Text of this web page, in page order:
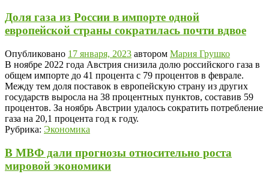
Доля газа из России в импорте одной
европейской страны сократилась почти вдвое
Опубликовано 17 января, 2023 автором Мария Грушко
В ноябре 2022 года Австрия снизила долю российского газа в
общем импорте до 41 процента с 79 процентов в феврале.
Между тем доля поставок в европейскую страну из других
государств выросла на 38 процентных пунктов, составив 59
процентов. За ноябрь Австрии удалось сократить потребление
газа на 20,1 процента год к году.
Рубрика: Экономика
В МВФ дали прогнозы относительно роста
мировой экономики